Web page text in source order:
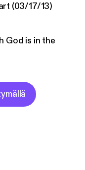
(03/17/13)
God is in the